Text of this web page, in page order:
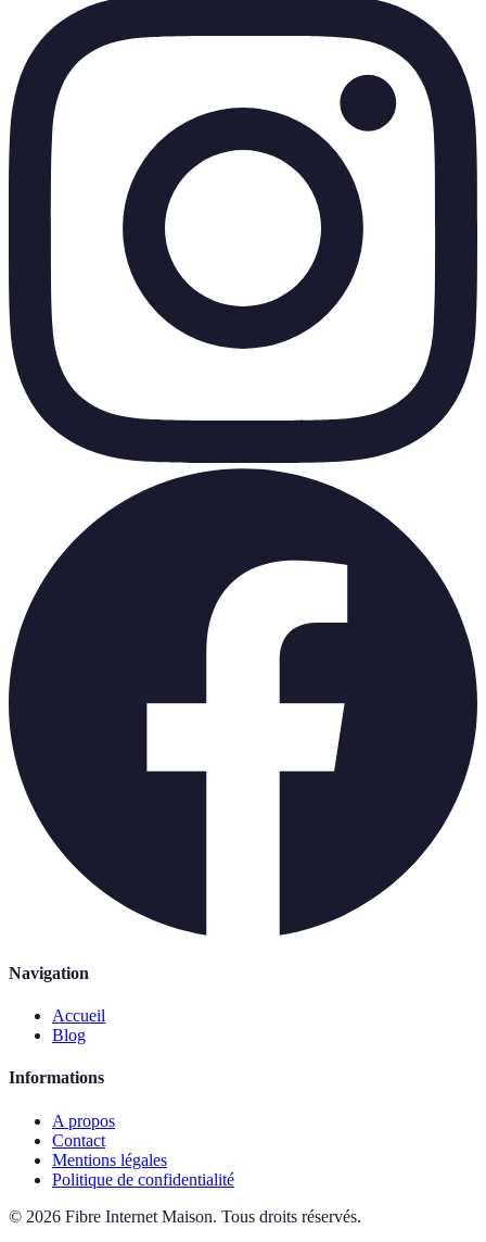
Navigation
Accueil
Blog
Informations
A propos
Contact
Mentions légales
Politique de confidentialité
© 2026 Fibre Internet Maison. Tous droits réservés.